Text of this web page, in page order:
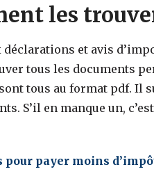
les
et avis
tous les documents
tous au format pdf. Il
S’il en manque un,
pour payer moins